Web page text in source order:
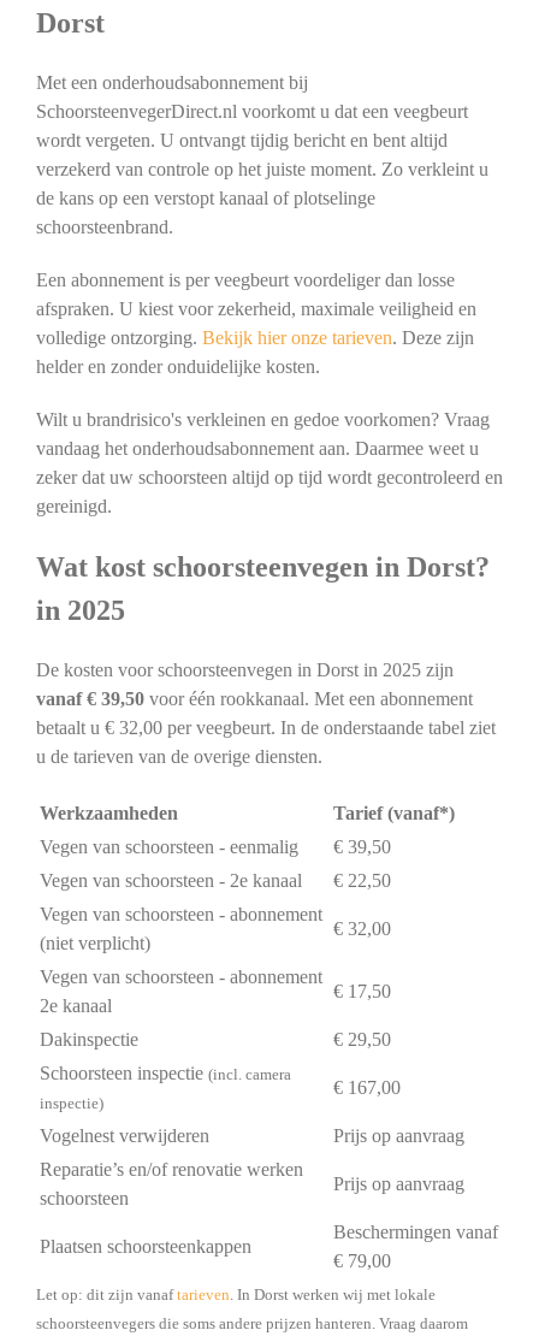
Dorst
Met een onderhoudsabonnement bij
SchoorsteenvegerDirect.nl voorkomt u dat een veegbeurt
wordt vergeten. U ontvangt tijdig bericht en bent altijd
verzekerd van controle op het juiste moment. Zo verkleint u
de kans op een verstopt kanaal of plotselinge
schoorsteenbrand.
Een abonnement is per veegbeurt voordeliger dan losse
afspraken. U kiest voor zekerheid, maximale veiligheid en
volledige ontzorging. Bekijk hier onze tarieven. Deze zijn
helder en zonder onduidelijke kosten.
Wilt u brandrisico's verkleinen en gedoe voorkomen? Vraag
vandaag het onderhoudsabonnement aan. Daarmee weet u
zeker dat uw schoorsteen altijd op tijd wordt gecontroleerd en
gereinigd.
Wat kost schoorsteenvegen in Dorst?
in 2025
De kosten voor schoorsteenvegen in Dorst in 2025 zijn
vanaf € 39,50voor één rookkanaal. Met een abonnement
betaalt u € 32,00 per veegbeurt. In de onderstaande tabel ziet
u de tarieven van de overige diensten.
Werkzaamheden
Tarief (vanaf*)
Vegen van schoorsteen - eenmalig
€ 39,50
Vegen van schoorsteen - 2e kanaal
€ 22,50
Vegen van schoorsteen - abonnement
(niet verplicht)
€ 32,00
Vegen van schoorsteen - abonnement
2e kanaal
€ 17,50
Dakinspectie
€ 29,50
Schoorsteen inspectie (incl. camera
inspectie)
€ 167,00
Vogelnest verwijderen
Prijs op aanvraag
Reparatie’s en/of renovatie werken
schoorsteen
Prijs op aanvraag
Plaatsen schoorsteenkappen
Beschermingen vanaf
€ 79,00
Let op: dit zijn vanaftarieven. In Dorst werken wij met lokale
schoorsteenvegers die soms andere prijzen hanteren. Vraag daarom